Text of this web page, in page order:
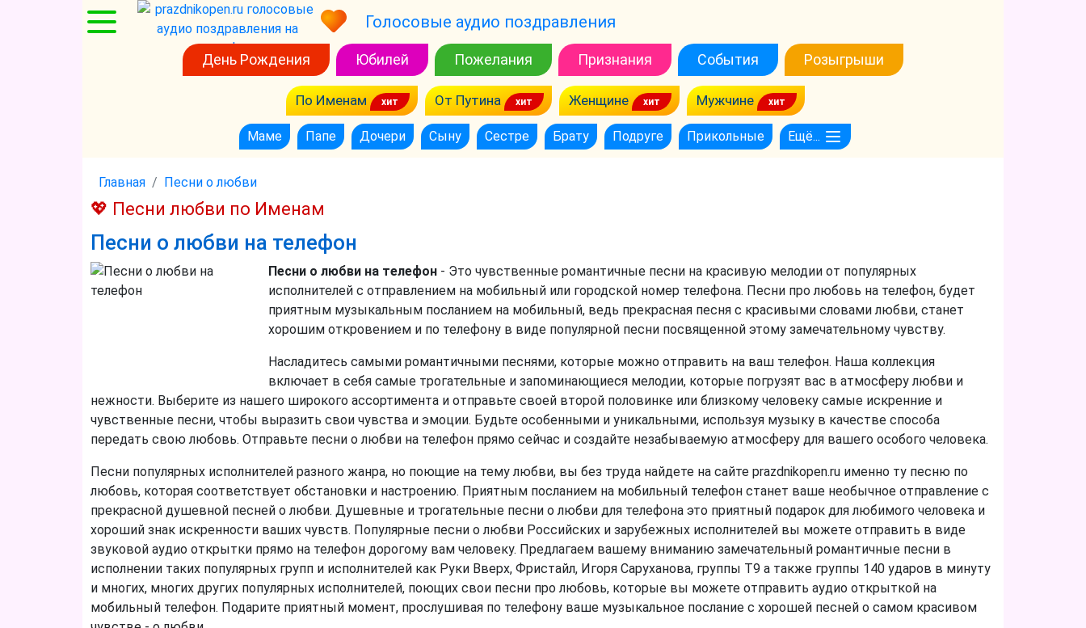
Голосовые аудио поздравления
День Рождения Юбилей Пожелания Признания События Розыгрыши
По Именам От Путина Женщине Мужчине
Маме Папе Дочери Сыну Сестре Брату Подруге Прикольные Ещё...
Главная Песни о любви
💖 Песни любви по Именам
Песни о любви на телефон
Песни о любви на телефон - Это чувственные романтичные песни на красивую мелодии от популярных
исполнителей с отправлением на мобильный или городской номер телефона. Песни про любовь на телефон, будет
приятным музыкальным посланием на мобильный, ведь прекрасная песня с красивыми словами любви, станет
хорошим откровением и по телефону в виде популярной песни посвященной этому замечательному чувству.
Насладитесь самыми романтичными песнями, которые можно отправить на ваш телефон. Наша коллекция
включает в себя самые трогательные и запоминающиеся мелодии, которые погрузят вас в атмосферу любви и
нежности. Выберите из нашего широкого ассортимента и отправьте своей второй половинке или близкому человеку самые искренние и
чувственные песни, чтобы выразить свои чувства и эмоции. Будьте особенными и уникальными, используя музыку в качестве способа
передать свою любовь. Отправьте песни о любви на телефон прямо сейчас и создайте незабываемую атмосферу для вашего особого человека.
Песни популярных исполнителей разного жанра, но поющие на тему любви, вы без труда найдете на сайте prazdnikopen.ru именно ту песню по
любовь, которая соответствует обстановки и настроению. Приятным посланием на мобильный телефон станет ваше необычное отправление с
прекрасной душевной песней о любви. Душевные и трогательные песни о любви для телефона это приятный подарок для любимого человека и
хороший знак искренности ваших чувств. Популярные песни о любви Российских и зарубежных исполнителей вы можете отправить в виде
звуковой аудио открытки прямо на телефон дорогому вам человеку. Предлагаем вашему вниманию замечательный романтичные песни в
исполнении таких популярных групп и исполнителей как Руки Вверх, Фристайл, Игоря Саруханова, группы Т9 а также группы 140 ударов в минуту
и многих, многих других популярных исполнителей, поющих свои песни про любовь, которые вы можете отправить аудио открыткой на
мобильный телефон. Подарите приятный момент, прослушивая по телефону ваше музыкальное послание с хорошей песней о самом красивом